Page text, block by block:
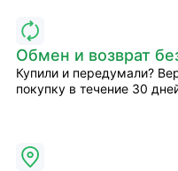
Обмен и возврат
Купили и передумали?
покупку в течение 30